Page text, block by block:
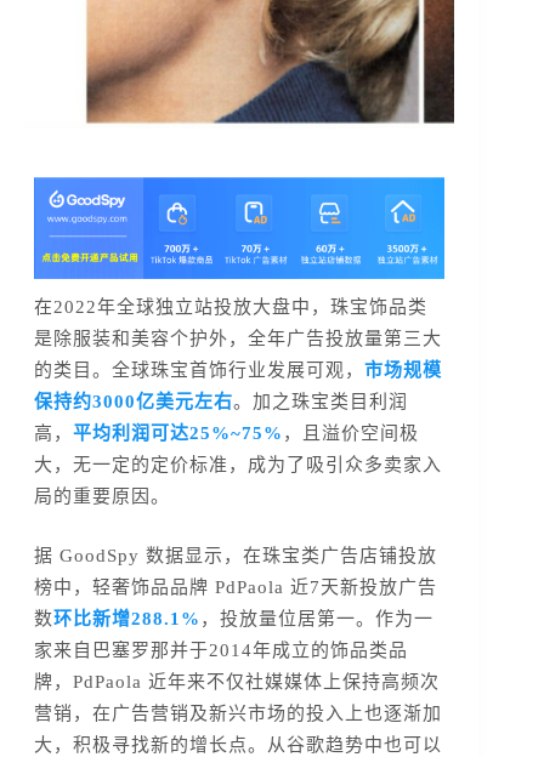
在2022年全球独立站投放大盘中，珠宝饰品类
是除服装和美容个护外，全年广告投放量第三大
的类目。全球珠宝首饰行业发展可观， 市场规模
保持约3000亿美元左右。加之珠宝类目利润
高， 平均利润可达25%~75% ，且溢价空间极
大，无一定的定价标准，成为了吸引众多卖家入
局的重要原因。
据 GoodSpy 数据显示，在珠宝类广告店铺投放
榜中，轻奢饰品品牌 PdPaola 近7天新投放广告
数环比新增288.1% ，投放量位居第一。作为一
家来自巴塞罗那并于2014年成立的饰品类品
牌，PdPaola 近年来不仅社媒媒体上保持高频次
营销，在广告营销及新兴市场的投入上也逐渐加
大，积极寻找新的增长点。从谷歌趋势中也可以